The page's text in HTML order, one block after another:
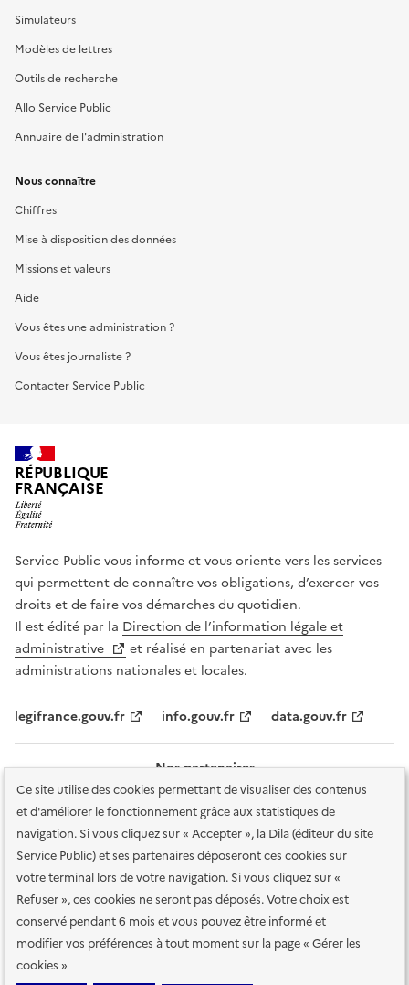
Ce site utilise des cookies permettant de visualiser des contenus
et d'améliorer le fonctionnement grâce aux statistiques de
navigation. Si vous cliquez sur « Accepter », la Dila (éditeur du site
Service Public) et ses partenaires déposeront ces cookies sur
votre terminal lors de votre navigation. Si vous cliquez sur «
Refuser », ces cookies ne seront pas déposés. Votre choix est
conservé pendant 6 mois et vous pouvez être informé et
modifier vos préférences à tout moment sur la page « Gérer les
cookies »
Simulateurs
Modèles de lettres
Outils de recherche
Allo Service Public
Annuaire de l'administration
Nous connaître
Chiffres
Mise à disposition des données
Missions et valeurs
Aide
Vous êtes une administration ?
Vous êtes journaliste ?
Contacter Service Public
RÉPUBLIQUE
FRANÇAISE
Service Public vous informe et vous oriente vers les services
qui permettent de connaître vos obligations, d’exercer vos
droits et de faire vos démarches du quotidien.
Il est édité par la Direction de l’information légale et
administrative
et réalisé en partenariat avec les
administrations nationales et locales.
legifrance.gouv.fr info.gouv.fr data.gouv.fr
Nos partenaires
Plan du site Accessibilité : totalement conforme
Accessibilité des
services en ligne Mentions légales Données personnelles et sécurité
Conditions générales d'utilisation Gestion des cookies